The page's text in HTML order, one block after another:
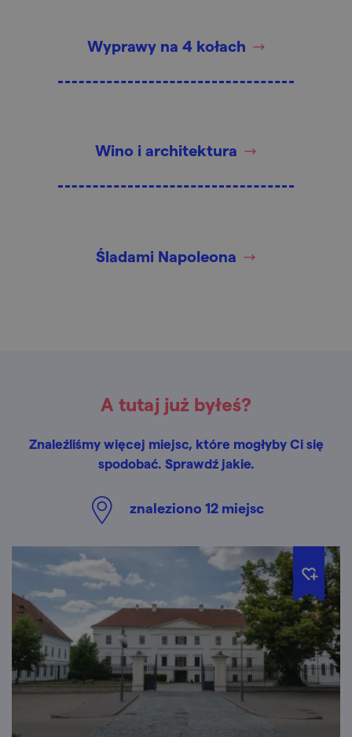
Wyprawy na 4 kołach
Wino i architektura
Śladami Napoleona
A tutaj już byłeś?
Znaleźliśmy więcej miejsc, które mogłyby Ci się
spodobać. Sprawdź jakie.
znaleziono 12 miejsc